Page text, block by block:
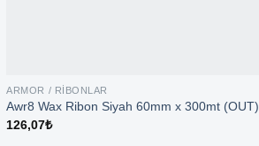
ARMOR / RIBONLAR
Awr8 Wax Ribon Siyah 60mm x 300mt (OUT)
126,07₺